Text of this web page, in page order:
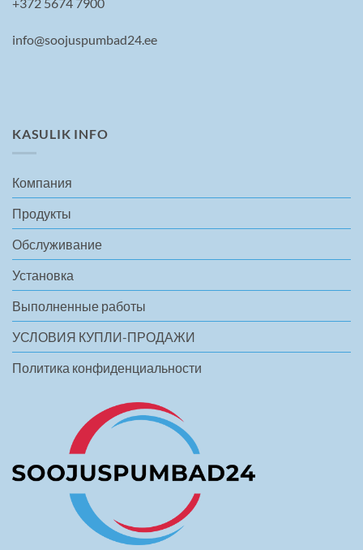
info@soojuspumbad24.ee
KASULIK INFO
Компания
Продукты
Обслуживание
Установка
Выполненные работы
УСЛОВИЯ КУПЛИ-ПРОДАЖИ
Политика конфиденциальности